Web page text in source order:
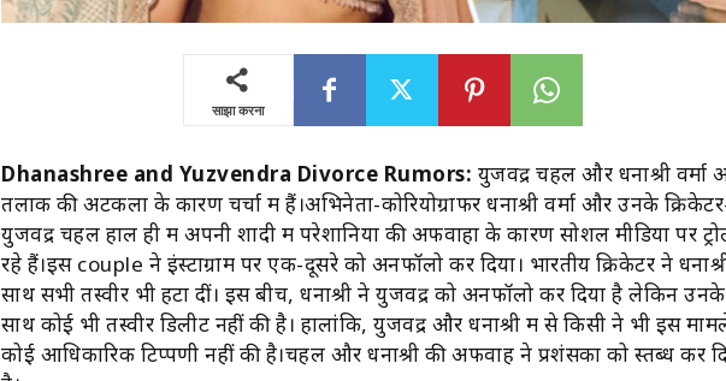
साझा करना
Dhanashree and Yuzvendra Divorce Rumors: युजवेंद्र चहल और धनाश्री वर्मा
तलाक की अटकलों के कारण चर्चा में हैं।अभिनेता-कोरियोग्राफर धनाश्री वर्मा और उनके
युजवेंद्र चहल हाल ही में अपनी शादी में परेशानियों की अफवाहों के कारण सोशल मीडिया पर
रहे हैं।इस couple ने इंस्टाग्राम पर एक-दूसरे को अनफॉलो कर दिया। भारतीय क्रिकेटर ने
साथ सभी तस्वीरें भी हटा दीं। इस बीच, धनाश्री ने युजवेंद्र को अनफॉलो कर दिया है लेकिन उनके
साथ कोई भी तस्वीर डिलीट नहीं की है। हालांकि, युजवेंद्र और धनाश्री में से किसी ने भी इस
कोई आधिकारिक टिप्पणी नहीं की है।चहल और धनाश्री की अफवाह ने प्रशंसकों को स्तब्ध कर